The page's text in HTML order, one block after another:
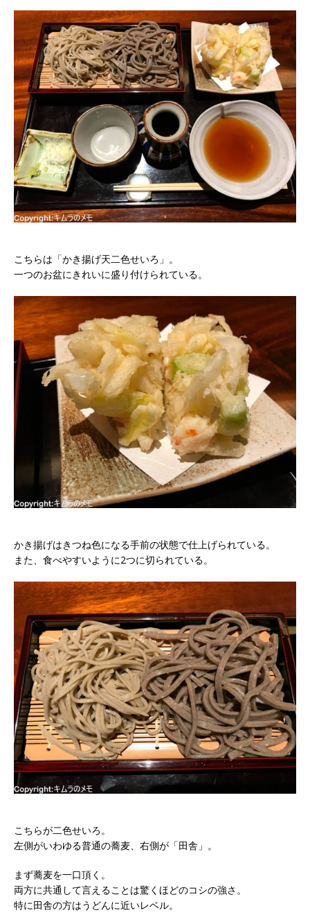
こちらは「かき揚げ天二色せいろ」。
一つのお盆にきれいに盛り付けられている。
かき揚げはきつね色になる手前の状態で仕上げられている。
また、食べやすいように2つに切られている。
こちらが二色せいろ。
左側がいわゆる普通の蕎麦、右側が「田舎」。
まず蕎麦を一口頂く。
両方に共通して言えることは驚くほどのコシの強さ。
特に田舎の方はうどんに近いレベル。